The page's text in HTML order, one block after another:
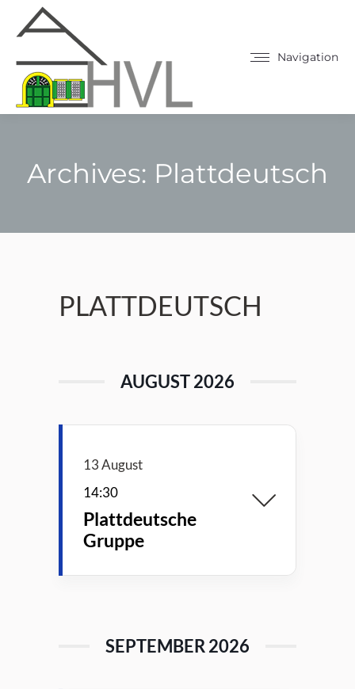
Navigation
Archives: Plattdeutsch
PLATTDEUTSCH
AUGUST 2026
13 August
14:30
Plattdeutsche
Gruppe
SEPTEMBER 2026